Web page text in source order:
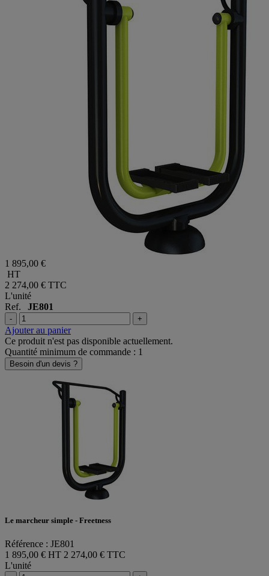
1 895,00 €
HT
2 274,00 € TTC
L'unité
Ref. JE801
- +
Ajouter au panier
Ce produit n'est pas disponible actuellement.
Quantité minimum de commande : 1
Besoin d'un devis ?
Le marcheur simple - Freetness
Référence : JE801
1 895,00 € HT 2 274,00 € TTC
L'unité